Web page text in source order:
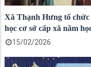
Xã Thạnh Hưng tổ
học cơ sở cấp xã năm
15/02/2026